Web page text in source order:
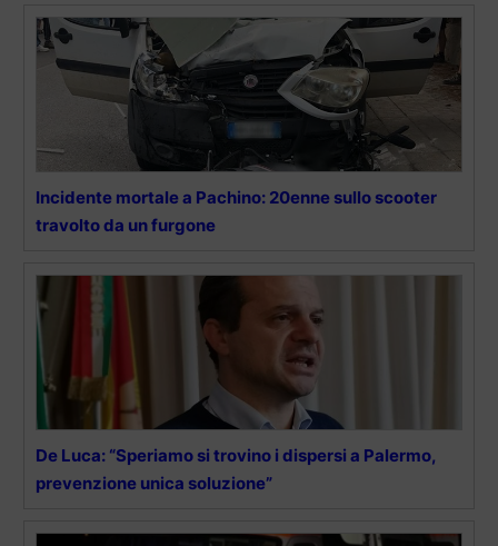
Incidente mortale a Pachino: 20enne sullo scooter
travolto da un furgone
De Luca: “Speriamo si trovino i dispersi a Palermo,
prevenzione unica soluzione”